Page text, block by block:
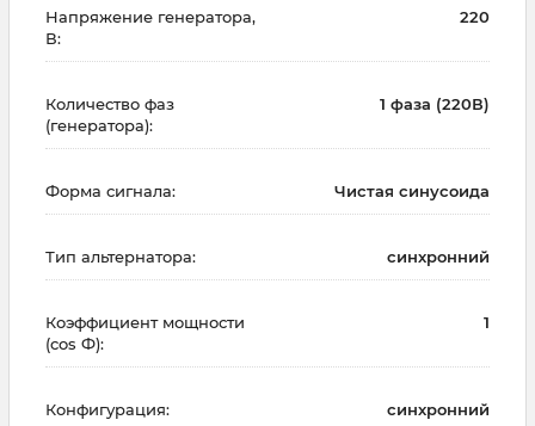
Напряжение генератора,
В:
220
Количество фаз
(генератора):
1 фаза (220В)
Форма сигнала: Чистая синусоида
Тип альтернатора: синхронний
Коэффициент мощности
(cos Ф):
1
Конфигурация: синхронний